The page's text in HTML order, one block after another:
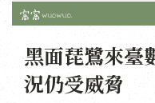
黑面琵鷺來臺
況仍受威脅